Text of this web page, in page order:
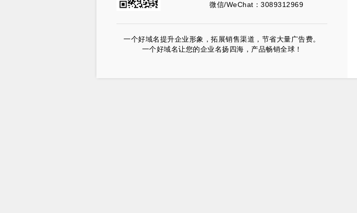
微信/WeChat：3089312969
一个好域名提升企业形象，拓展销售渠道，节省大量广告费。
一个好域名让您的企业名扬四海，产品畅销全球！